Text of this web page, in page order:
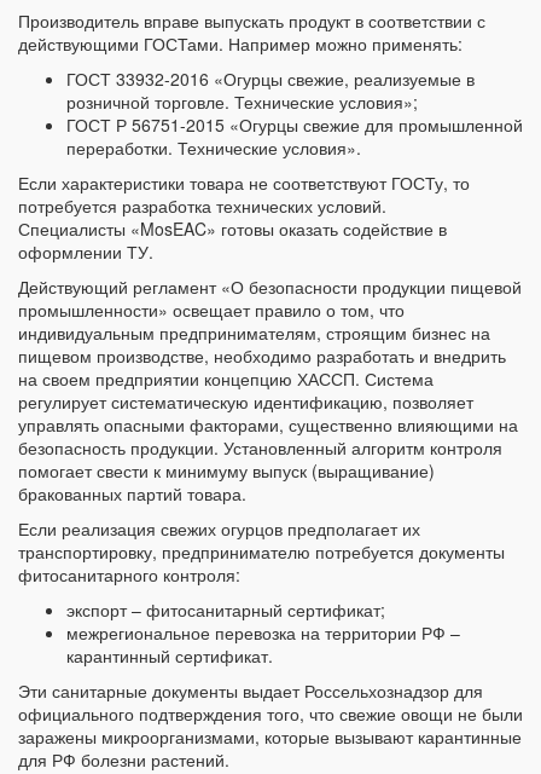
Производитель вправе выпускать продукт в соответствии с
действующими ГОСТами. Например можно применять:
ГОСТ 33932-2016 «Огурцы свежие, реализуемые в
розничной торговле. Технические условия»;
ГОСТ Р 56751-2015 «Огурцы свежие для промышленной
переработки. Технические условия».
Если характеристики товара не соответствуют ГОСТу, то
потребуется разработка технических условий.
Специалисты «MosEAC» готовы оказать содействие в
оформлении ТУ.
Действующий регламент «О безопасности продукции пищевой
промышленности» освещает правило о том, что
индивидуальным предпринимателям, строящим бизнес на
пищевом производстве, необходимо разработать и внедрить
на своем предприятии концепцию ХАССП. Система
регулирует систематическую идентификацию, позволяет
управлять опасными факторами, существенно влияющими на
безопасность продукции. Установленный алгоритм контроля
помогает свести к минимуму выпуск (выращивание)
бракованных партий товара.
Если реализация свежих огурцов предполагает их
транспортировку, предпринимателю потребуется документы
фитосанитарного контроля:
экспорт – фитосанитарный сертификат;
межрегиональное перевозка на территории РФ –
карантинный сертификат.
Эти санитарные документы выдает Россельхознадзор для
официального подтверждения того, что свежие овощи не были
заражены микроорганизмами, которые вызывают карантинные
для РФ болезни растений.